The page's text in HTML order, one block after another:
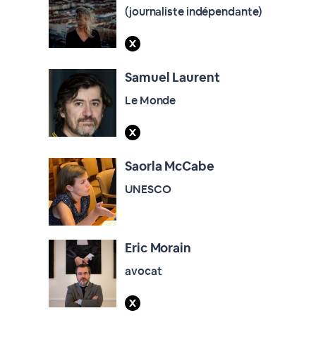
(journaliste indépendante)
Samuel Laurent
Le Monde
Saorla McCabe
UNESCO
Eric Morain
avocat